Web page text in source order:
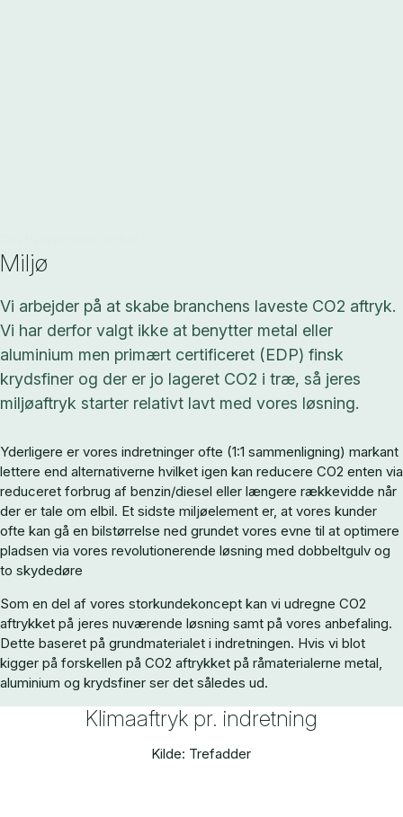
Miljø
Vi arbejder på at skabe branchens laveste CO2 aftryk.
Vi har derfor valgt ikke at benytter metal eller
aluminium men primært certificeret (EDP) finsk
krydsfiner og der er jo lageret CO2 i træ, så jeres
miljøaftryk starter relativt lavt med vores løsning.
Yderligere er vores indretninger ofte (1:1 sammenligning) markant
lettere end alternativerne hvilket igen kan reducere CO2 enten via
reduceret forbrug af benzin/diesel eller længere rækkevidde når
der er tale om elbil. Et sidste miljøelement er, at vores kunder
ofte kan gå en bilstørrelse ned grundet vores evne til at optimere
pladsen via vores revolutionerende løsning med dobbeltgulv og
to skydedøre
Som en del af vores storkundekoncept kan vi udregne CO2
aftrykket på jeres nuværende løsning samt på vores anbefaling.
Dette baseret på grundmaterialet i indretningen. Hvis vi blot
kigger på forskellen på CO2 aftrykket på råmaterialerne metal,
aluminium og krydsfiner ser det således ud.
Klimaaftryk pr. indretning
Kilde: Trefadder